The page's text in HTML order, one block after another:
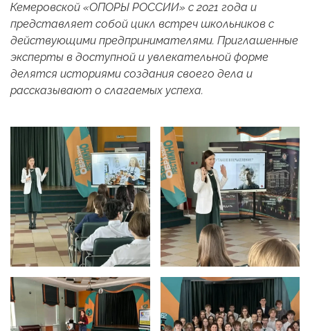
Кемеровской «ОПОРЫ РОССИИ» с 2021 года и
представляет собой цикл встреч школьников с
действующими предпринимателями. Приглашенные
эксперты в доступной и увлекательной форме
делятся историями создания своего дела и
рассказывают о слагаемых успеха.